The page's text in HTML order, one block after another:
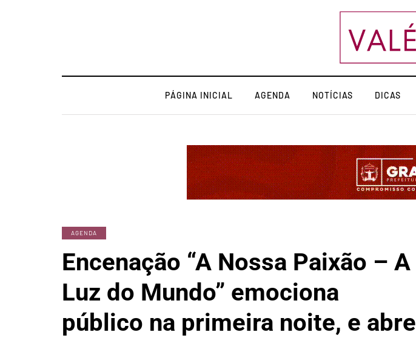
PÁGINA INICIAL AGENDA NOTÍCIAS DICAS
AGENDA
Encenação “A Nossa Paixão – A
Luz do Mundo” emociona
público na primeira noite, e abre